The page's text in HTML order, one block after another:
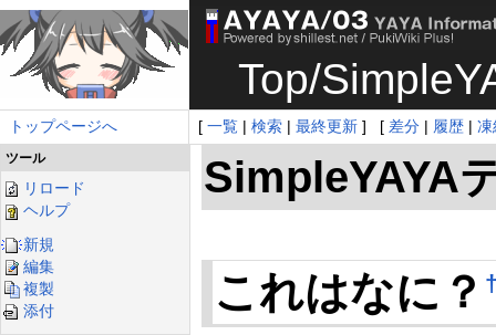
Top/
トップページへ [ 一覧 | 検索 | 最終更新 ] [ 差分 | 履歴 | 凍
ツール
リロード
ヘルプ
新規
編集
複製
添付
SimpleYAYA
これはなに？